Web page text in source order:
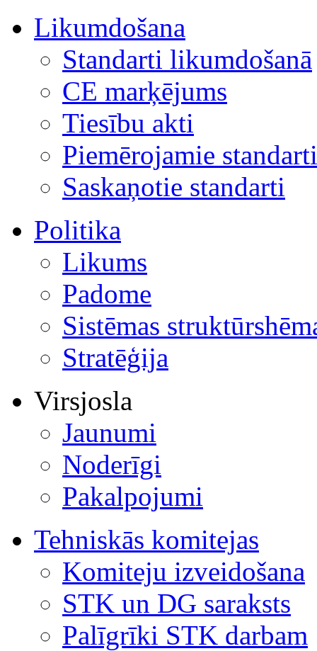
Likumdošana
Standarti likumdošanā
CE marķējums
Tiesību akti
Piemērojamie standarti
Saskaņotie standarti
Politika
Likums
Padome
Sistēmas
Stratēģija
Virsjosla
Jaunumi
Noderīgi
Pakalpojumi
Tehniskās komitejas
Komiteju izveidošana
STK un DG saraksts
Palīgrīki STK darbam